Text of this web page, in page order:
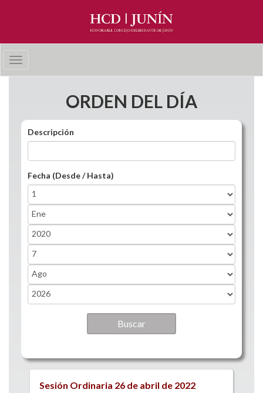
Toggle
ORDEN DEL DÍA
Descripción
Fecha (Desde / Hasta)
Fecha (Desde / Hasta)
Day
Month
Year
Fecha (Desde / Hasta)
Day
Month
Year
Sesión Ordinaria 26 de abril de 2022